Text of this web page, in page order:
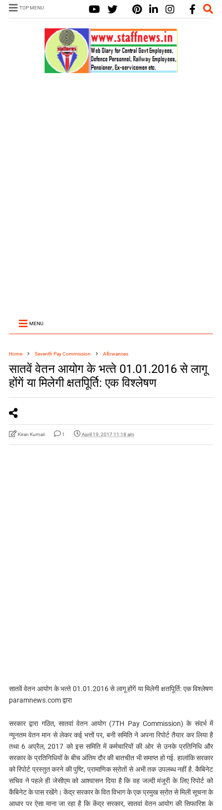
TOP MENU
MENU
Home Seventh Pay Commission Allowances
सातवें वेतन आयोग के भत्‍ते 01.01.2016 से लागू
होंगें या मिलेगी क्षतपिूर्ति: एक विश्‍लेषण
Kiran Kumari 1 April 19, 2017 11:18 am
सातवें वेतन आयोग के भत्‍ते 01.01.2016 से लागू होंगें या मिलेगी क्षतपिूर्ति: एक विश्‍लेषण
paramnews.com द्वारा
सरकार द्वारा गठित, सातवां वेतन आयोग (7TH Pay Commission) के संदर्भ में
न्यूनतम वेतन मान से लेकर कई भत्तों पर, बनी समिति ने अपना रिपोर्ट तैयार कर लिया है
तथा 6 अप्रैल, 2017 को इस समिति में कर्मचारियों की ओर से उनके प्रतिनिधि और
सरकार के प्रतिनिधियों के बीच अंतिम दौर की बातचीत भी समाप्त हो गई. हालांकि सरकार
को रिपोर्ट प्रस्तुत करने की पुष्टि, प्रामाणिक स्रोतों से अभी तक उपलब्ध नहीं है. कैबिनेट
सचिव ने पहले ही जेसीएम को आश्वासन दिया है कि वह जल्दी मंजूरी के लिए रिपोर्ट को
कैबिनेट के पास रखेंगे। केंद्र सरकार के वित विभाग के एक प्रमुख स्रोत से मिली सूचना के
आधार पर ऐसा माना जा रहा है कि केंद्र सरकार, सातवां वेतन आयोग की सिफारिश के